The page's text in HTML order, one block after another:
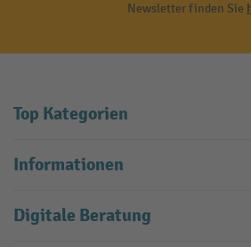
Newsletter finden Sie
Top Kategorien
Informationen
Digitale Beratung